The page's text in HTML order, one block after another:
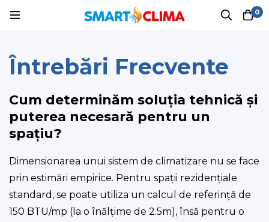
0
Întrebări Frecvente
Cum determinăm soluția tehnică și
puterea necesară pentru un
spațiu?
Dimensionarea unui sistem de climatizare nu se face
prin estimări empirice. Pentru spații rezidențiale
standard, se poate utiliza un calcul de referință de
150 BTU/mp (la o înălțime de 2.5m), însă pentru o